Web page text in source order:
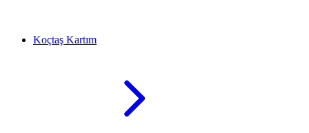
Koçtaş Kartım